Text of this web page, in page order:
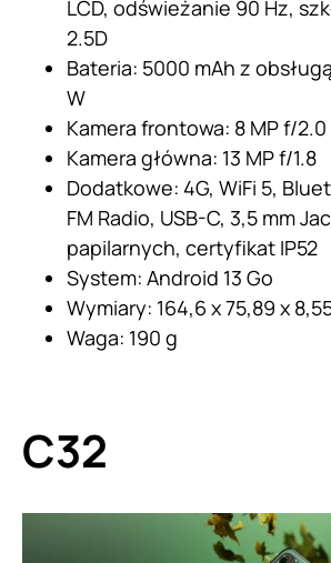
LCD, odświeżanie 90 Hz,
2.5D
Bateria: 5000 mAh z
W
Kamera frontowa: 8 MP f/2.0
Kamera główna: 13 MP f/1.8
Dodatkowe: 4G, WiFi 5,
FM Radio, USB-C, 3,5 mm
papilarnych, certyfikat IP52
System: Android 13 Go
Wymiary: 164,6 x 75,89 x
Waga: 190 g
C32